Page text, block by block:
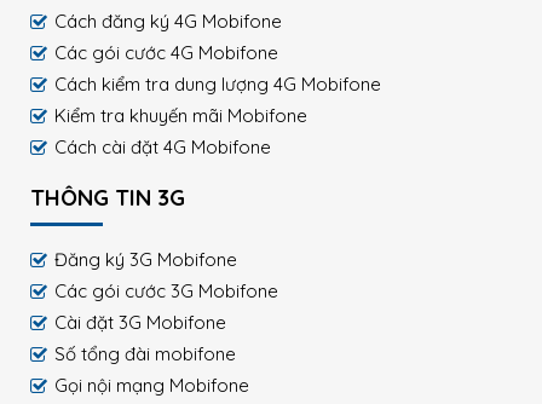
Cách đăng ký 4G Mobifone
Các gói cước 4G Mobifone
Cách kiểm tra dung lượng 4G Mobifone
Kiểm tra khuyến mãi Mobifone
Cách cài đặt 4G Mobifone
THÔNG TIN 3G
Đăng ký 3G Mobifone
Các gói cước 3G Mobifone
Cài đặt 3G Mobifone
Số tổng đài mobifone
Gọi nội mạng Mobifone